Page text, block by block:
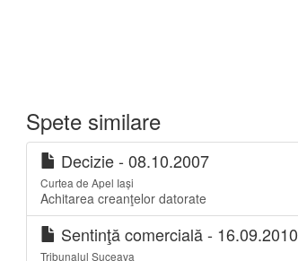
Spete similare
Decizie - 08.10.2007
Curtea de Apel Iași
Achitarea creanţelor datorate
Sentinţă comercială - 16.09.2010
Tribunalul Suceava